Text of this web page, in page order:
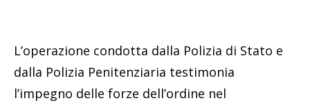
L’operazione condotta dalla Polizia di Stato e
dalla Polizia Penitenziaria testimonia
l’impegno delle forze dell’ordine nel